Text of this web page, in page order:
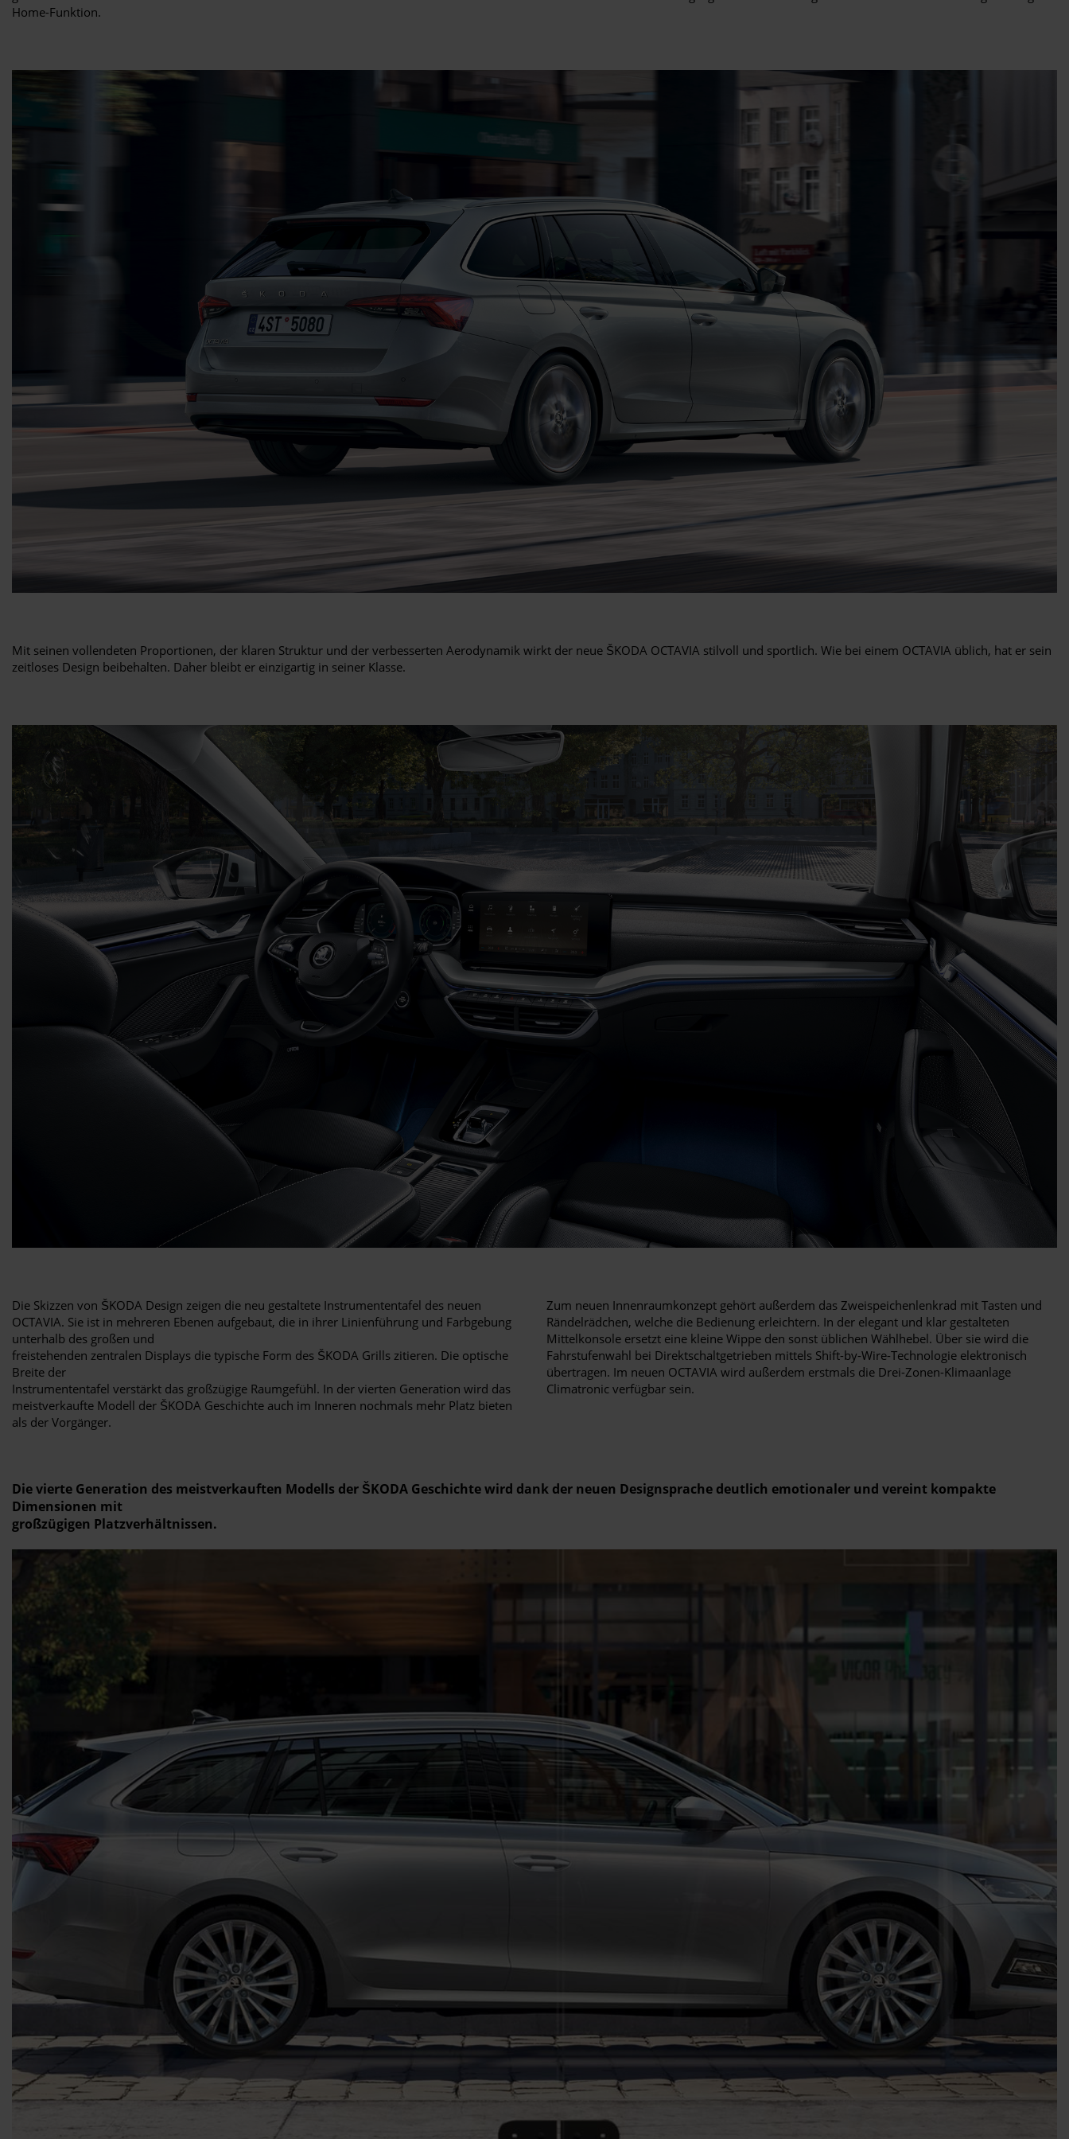
Home-Funktion.
Mit seinen vollendeten Proportionen, der klaren Struktur und der verbesserten Aerodynamik wirkt der neue ŠKODA OCTAVIA stilvoll und sportlich. Wie bei einem OCTAVIA üblich, hat er sein
zeitloses Design beibehalten. Daher bleibt er einzigartig in seiner Klasse.
Die Skizzen von ŠKODA Design zeigen die neu gestaltete Instrumententafel des neuen
OCTAVIA. Sie ist in mehreren Ebenen aufgebaut, die in ihrer Linienführung und Farbgebung
unterhalb des großen und
freistehenden zentralen Displays die typische Form des ŠKODA Grills zitieren. Die optische
Breite der
Instrumententafel verstärkt das großzügige Raumgefühl. In der vierten Generation wird das
meistverkaufte Modell der ŠKODA Geschichte auch im Inneren nochmals mehr Platz bieten
als der Vorgänger.
Zum neuen Innenraumkonzept gehört außerdem das Zweispeichenlenkrad mit Tasten und
Rändelrädchen, welche die Bedienung erleichtern. In der elegant und klar gestalteten
Mittelkonsole ersetzt eine kleine Wippe den sonst üblichen Wählhebel. Über sie wird die
Fahrstufenwahl bei Direktschaltgetrieben mittels Shift-by-Wire-Technologie elektronisch
übertragen. Im neuen OCTAVIA wird außerdem erstmals die Drei-Zonen-Klimaanlage
Climatronic verfügbar sein.
Die vierte Generation des meistverkauften Modells der ŠKODA Geschichte wird dank der neuen Designsprache deutlich emotionaler und vereint kompakte
Dimensionen mit
großzügigen Platzverhältnissen.